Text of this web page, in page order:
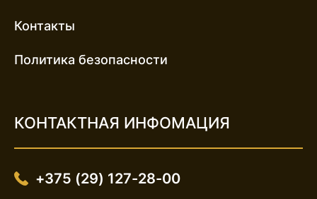
Контакты
Политика безопасности
КОНТАКТНАЯ ИНФОМАЦИЯ
+375 (29) 127-28-00